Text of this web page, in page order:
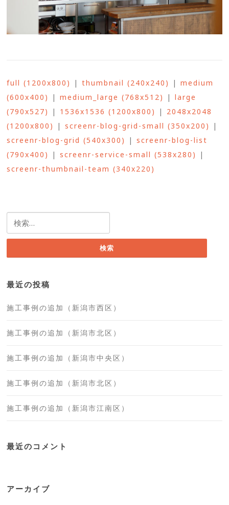
full (1200x800) |thumbnail (240x240) |medium
(600x400)
|medium_large (768x512) |large
(790x527)
| 1536x1536 (1200x800) | 2048x2048
(1200x800)
|screenr-blog-grid-small (350x200)
|
screenr-blog-grid (540x300)
|screenr-blog-list
(790x400)
|screenr-service-small (538x280)
|
screenr-thumbnail-team (340x220)
索:
最近の投稿
施工事例の追加（新潟市西区）
施工事例の追加（新潟市北区）
施工事例の追加（新潟市中央区）
施工事例の追加（新潟市北区）
施工事例の追加（新潟市江南区）
最近のコメント
アーカイブ